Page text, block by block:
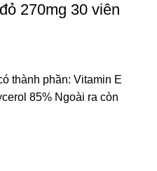
270mg 30 viên
thành phần: Vitamin E
85% Ngoài ra còn